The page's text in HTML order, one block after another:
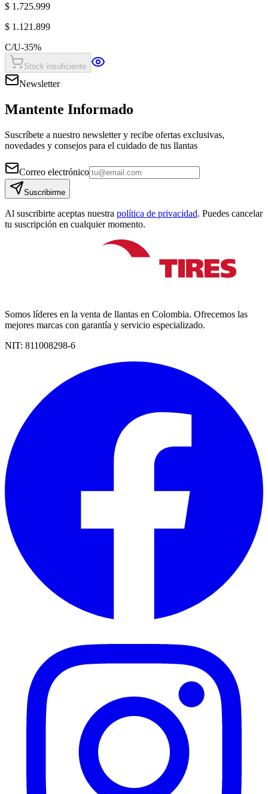
$ 1.725.999
$ 1.121.899
C/U-35%
Stock insuficiente
Newsletter
Mantente Informado
Suscríbete a nuestro newsletter y recibe ofertas exclusivas,
novedades y consejos para el cuidado de tus llantas
Correo electrónico
Suscribirme
Al suscribirte aceptas nuestra política de privacidad. Puedes cancelar
tu suscripción en cualquier momento.
Somos líderes en la venta de llantas en Colombia. Ofrecemos las
mejores marcas con garantía y servicio especializado.
NIT: 811008298-6